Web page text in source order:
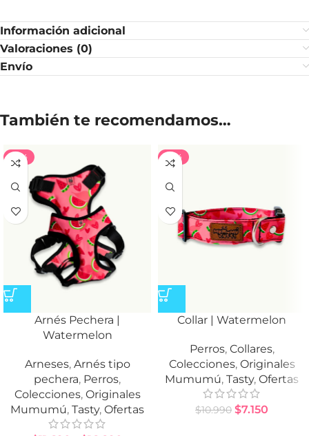
Información adicional
Valoraciones (0)
Envío
También te recomendamos…
-35%
Arnés Pechera |
Watermelon
Arneses, Arnés tipo
pechera, Perros,
Colecciones, Originales
Mumumú, Tasty, Ofertas
-35%
Collar | Watermelon
Perros, Collares,
Colecciones, Originales
Mumumú, Tasty, Ofertas
$10.990 $7.150